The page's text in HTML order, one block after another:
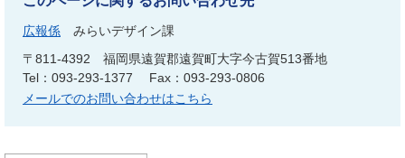
広報係
みらいデザイン課
〒811-4392
福岡県遠賀郡遠賀町大字今古賀513番地
Tel：093-293-1377
Fax：093-293-0806
メールでのお問い合わせはこちら